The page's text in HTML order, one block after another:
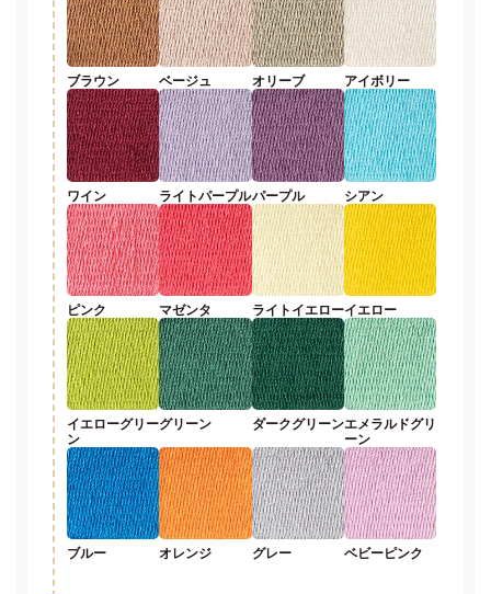
ブラウン ベージュ オリーブ アイボリー
ワイン ライトパープルパープル シアン
ピンク マゼンタ ライトイエローイエロー
イエローグリー
ン
グリーン ダークグリーンエメラルドグリ
ーン
ブルー オレンジ グレー ベビーピンク